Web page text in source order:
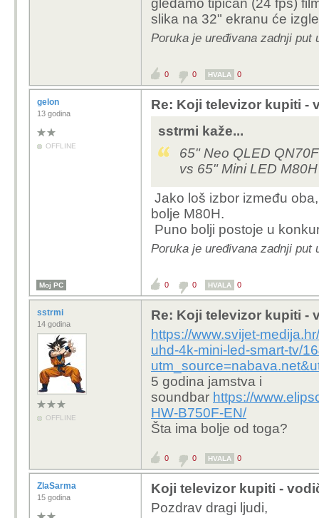
TCL Motion clarity)
jako neugodno. Sa
slika izgleda potpuno
gledamo tipičan (24 fps)
slika na 32" ekranu će
Poruka je uređivana zadnji put
0 0 HVALA 0
gelon
13 godina
OFFLINE
Re: Koji televizor kupiti -
sstrmi kaže...
65" Neo QLED
vs 65" Mini LED
Jako loš izbor između
bolje M80H.
Puno bolji postoje u
Poruka je uređivana zadnji put
Moj PC 0 0 HVALA 0
sstrmi
14 godina
OFFLINE
Re: Koji televizor kupiti -
https://www.svijet-
uhd-4k-mini-led-smart-tv/
5 godina jamstva i
soundbar https://
HW-B750F-EN/
Šta ima bolje od toga?
0 0 HVALA 0
ZlaSarma
15 godina
Koji televizor kupiti -
Pozdrav dragi ljudi,